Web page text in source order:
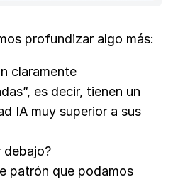
profundizar algo más:
claramente
es decir, tienen un
IA muy superior a sus
debajo?
patrón que podamos